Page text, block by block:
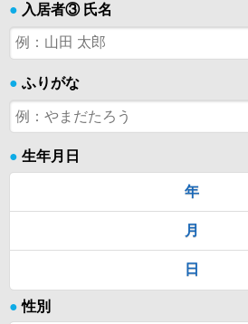
● 入居者③ 氏名
● ふりがな
● 生年月日
年
月
日
● 性別